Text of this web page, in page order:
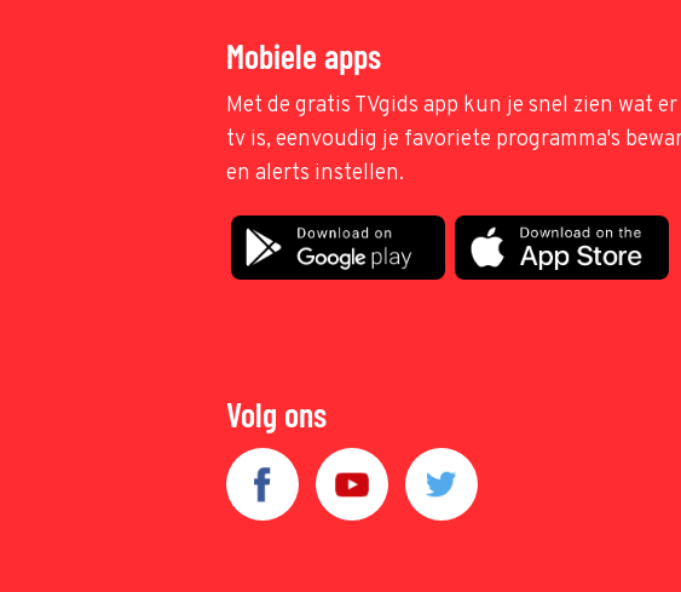
Mobiele apps
Met de gratis TVgids app kun je snel zien wat er
tv is, eenvoudig je favoriete programma's
en alerts instellen.
Volg ons